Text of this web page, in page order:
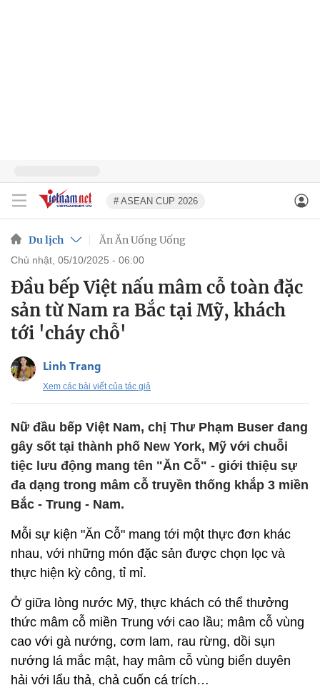
# ASEAN CUP 2026
Du lịch Ăn Ăn Uống Uống
chủ nhật, 05/10/2025 - 06:00
Đầu bếp Việt nấu mâm cỗ toàn đặc
sản từ Nam ra Bắc tại Mỹ, khách
tới 'cháy chỗ'
Linh Trang
Xem các bài viết của tác giả
Nữ đầu bếp Việt Nam, chị Thư Phạm Buser đang
gây sốt tại thành phố New York, Mỹ với chuỗi
tiệc lưu động mang tên "Ăn Cỗ" - giới thiệu sự
đa dạng trong mâm cỗ truyền thống khắp 3 miền
Bắc - Trung - Nam.
Mỗi sự kiện "Ăn Cỗ" mang tới một thực đơn khác
nhau, với những món đặc sản được chọn lọc và
thực hiện kỳ công, tỉ mỉ.
Ở giữa lòng nước Mỹ, thực khách có thể thưởng
thức mâm cỗ miền Trung với cao lầu; mâm cỗ vùng
cao với gà nướng, cơm lam, rau rừng, dồi sụn
nướng lá mắc mật, hay mâm cỗ vùng biển duyên
hải với lẩu thả, chả cuốn cá trích…